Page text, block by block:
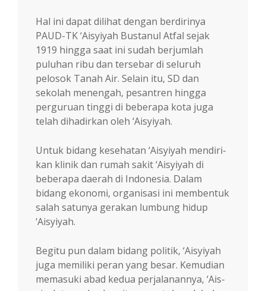
Hal ini dapat dilihat dengan berdirinya
PAUD-TK ‘Aisyiyah Bustanul Atfal sejak
1919 hingga saat ini sudah berjumlah
puluhan ribu dan tersebar di seluruh
pelosok Tanah Air. Selain itu, SD dan
sekolah menengah, pesan­tren hingga
perguruan tinggi di beberapa kota juga
telah dihadir­kan oleh ‘Aisyiyah.
Untuk bidang kese­hatan ‘Aisyiyah men­­diri­
kan klinik dan ru­mah sakit ‘Ais­yiyah di
bebe­ra­pa daerah di Indo­ne­sia. Dalam
bidang eko­nomi, organi­sa­si ini mem­bentuk
salah satunya gera­kan lumbung hi­dup
‘Aisyiyah.
Be­gi­tu pun dalam bi­dang poli­tik, ‘Ais­yi­yah
juga memiliki peran yang besar. Ke­mudian
mema­suki abad kedua per­jalanan­nya, ‘Ais­